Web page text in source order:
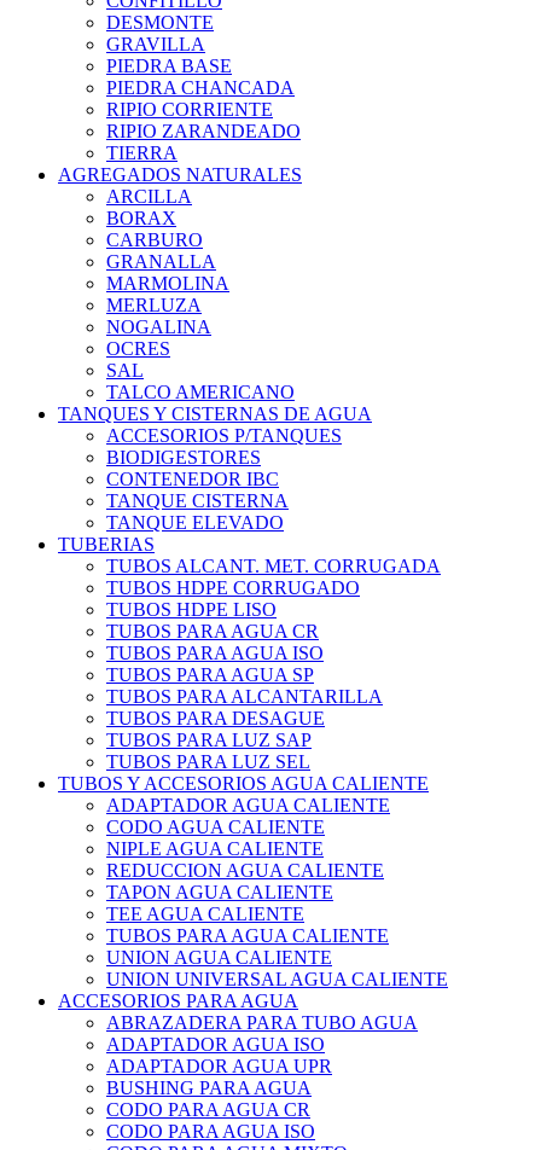
DESMONTE
GRAVILLA
PIEDRA BASE
PIEDRA CHANCADA
RIPIO CORRIENTE
RIPIO ZARANDEADO
TIERRA
AGREGADOS NATURALES
ARCILLA
BORAX
CARBURO
GRANALLA
MARMOLINA
MERLUZA
NOGALINA
OCRES
SAL
TALCO AMERICANO
TANQUES Y CISTERNAS DE AGUA
ACCESORIOS P/TANQUES
BIODIGESTORES
CONTENEDOR IBC
TANQUE CISTERNA
TANQUE ELEVADO
TUBERIAS
TUBOS ALCANT. MET. CORRUGADA
TUBOS HDPE CORRUGADO
TUBOS HDPE LISO
TUBOS PARA AGUA CR
TUBOS PARA AGUA ISO
TUBOS PARA AGUA SP
TUBOS PARA ALCANTARILLA
TUBOS PARA DESAGUE
TUBOS PARA LUZ SAP
TUBOS PARA LUZ SEL
TUBOS Y ACCESORIOS AGUA CALIENTE
ADAPTADOR AGUA CALIENTE
CODO AGUA CALIENTE
NIPLE AGUA CALIENTE
REDUCCION AGUA CALIENTE
TAPON AGUA CALIENTE
TEE AGUA CALIENTE
TUBOS PARA AGUA CALIENTE
UNION AGUA CALIENTE
UNION UNIVERSAL AGUA CALIENTE
ACCESORIOS PARA AGUA
ABRAZADERA PARA TUBO AGUA
ADAPTADOR AGUA ISO
ADAPTADOR AGUA UPR
BUSHING PARA AGUA
CODO PARA AGUA CR
CODO PARA AGUA ISO